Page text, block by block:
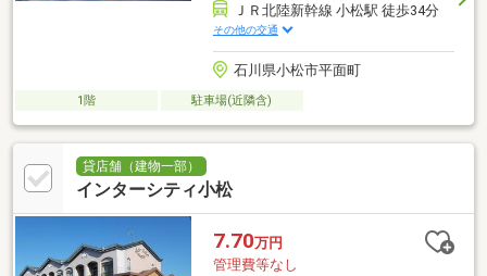
ＪＲ北陸新幹線 小松駅 徒歩34分
その他の交通
石川県小松市平面町
1階 駐車場(近隣含)
貸店舗（建物一部）
インターシティ小松
7.70万円
管理費等なし